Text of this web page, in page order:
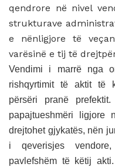
qendrore në nivel
strukturave
e nënligjore të
varësinë e tij të
Vendimi i marrë nga
rishqyrtimit të aktit të
përsëri pranë
papajtueshmëri ligjore
drejtohet gjykatës, nën
i qeverisjes
pavlefshëm të këtij